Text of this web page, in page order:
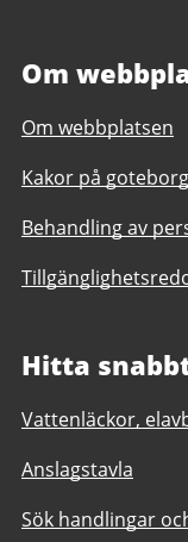
Om
Om webbplatsen
Kakor på
Behandling av
Hitta
Vattenläckor,
Anslagstavla
Sök handlingar